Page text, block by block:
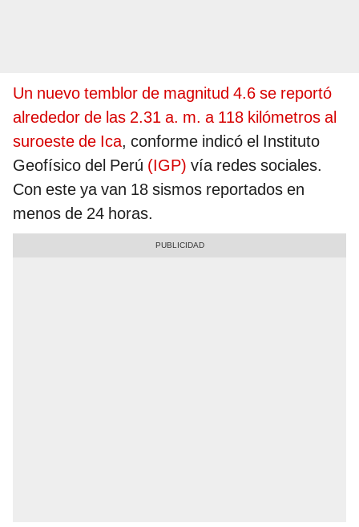
Un nuevo temblor de magnitud 4.6 se reportó
alrededor de las 2.31 a. m. a 118 kilómetros al
suroeste de Ica, conforme indicó el Instituto
Geofísico del Perú (IGP) vía redes sociales.
Con este ya van 18 sismos reportados en
menos de 24 horas.